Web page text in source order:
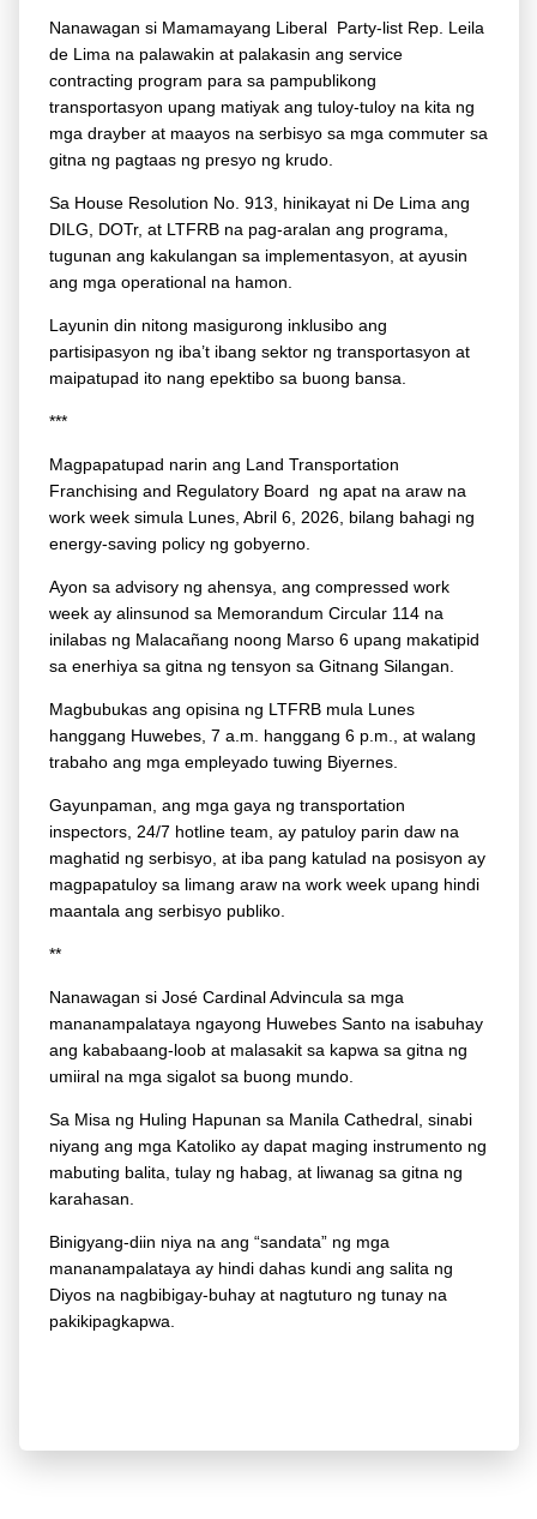
Nanawagan si Mamamayang Liberal Party-list Rep. Leila
de Lima na palawakin at palakasin ang service
contracting program para sa pampublikong
transportasyon upang matiyak ang tuloy-tuloy na kita ng
mga drayber at maayos na serbisyo sa mga commuter sa
gitna ng pagtaas ng presyo ng krudo.
Sa House Resolution No. 913, hinikayat ni De Lima ang
DILG, DOTr, at LTFRB na pag-aralan ang programa,
tugunan ang kakulangan sa implementasyon, at ayusin
ang mga operational na hamon.
Layunin din nitong masigurong inklusibo ang
partisipasyon ng iba’t ibang sektor ng transportasyon at
maipatupad ito nang epektibo sa buong bansa.
***
Magpapatupad narin ang Land Transportation
Franchising and Regulatory Board ng apat na araw na
work week simula Lunes, Abril 6, 2026, bilang bahagi ng
energy-saving policy ng gobyerno.
Ayon sa advisory ng ahensya, ang compressed work
week ay alinsunod sa Memorandum Circular 114 na
inilabas ng Malacañang noong Marso 6 upang makatipid
sa enerhiya sa gitna ng tensyon sa Gitnang Silangan.
Magbubukas ang opisina ng LTFRB mula Lunes
hanggang Huwebes, 7 a.m. hanggang 6 p.m., at walang
trabaho ang mga empleyado tuwing Biyernes.
Gayunpaman, ang mga gaya ng transportation
inspectors, 24/7 hotline team, ay patuloy parin daw na
maghatid ng serbisyo, at iba pang katulad na posisyon ay
magpapatuloy sa limang araw na work week upang hindi
maantala ang serbisyo publiko.
**
Nanawagan si José Cardinal Advincula sa mga
mananampalataya ngayong Huwebes Santo na isabuhay
ang kababaang-loob at malasakit sa kapwa sa gitna ng
umiiral na mga sigalot sa buong mundo.
Sa Misa ng Huling Hapunan sa Manila Cathedral, sinabi
niyang ang mga Katoliko ay dapat maging instrumento ng
mabuting balita, tulay ng habag, at liwanag sa gitna ng
karahasan.
Binigyang-diin niya na ang “sandata” ng mga
mananampalataya ay hindi dahas kundi ang salita ng
Diyos na nagbibigay-buhay at nagtuturo ng tunay na
pakikipagkapwa.